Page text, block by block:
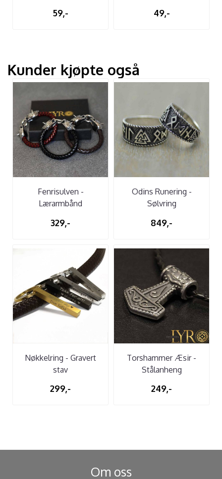
59,- 49,-
Kunder kjøpte også
Fenrisulven -
Lærarmbånd
329,-
Odins Runering -
Sølvring
849,-
Nøkkelring - Gravert
stav
299,-
Torshammer Æsir -
Stålanheng
249,-
Om oss